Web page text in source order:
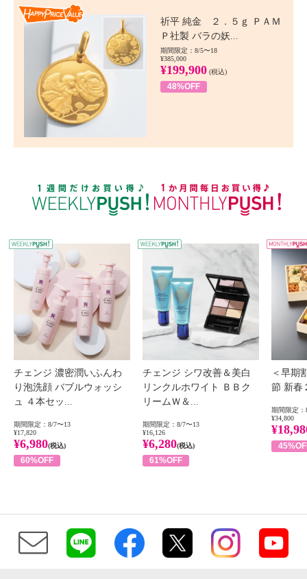
祈平 純金 ２．５ｇ ＰＡＭ
Ｐ社製 バラの妖...
期間限定：8/5〜18
¥385,000
¥199,900 (税込)
48%OFF
WEEKLY PUSH
チェンジ 濃密潤いふんわ
り泡洗顔 バブルウォッシ
ュ ４本セッ...
期間限定：8/7〜13
¥17,820
¥6,980(税込)
60%OFF
チェンジ シワ改善＆美白
リンクルホワイト ＢＢク
リームＷ＆...
期間限定：8/7〜13
¥16,126
¥6,280(税込)
61%OFF
＜早期
節 新春
期間限定：
¥34,800